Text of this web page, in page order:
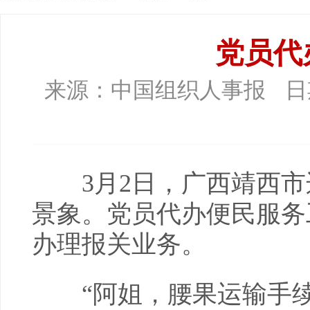
党员
来源： 中国组织人事报
3月2日，广西靖西市
景象。党员代办便民服
办理报关业务。
“阿姐，腰果运输手